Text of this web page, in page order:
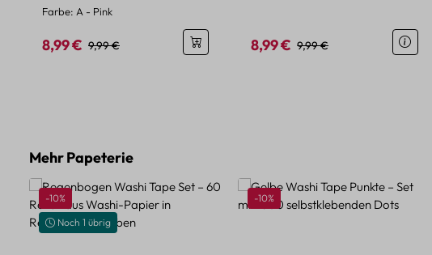
Farbe: A - Pink
Verkaufspreis:
8,99 € Regulärer Preis:
9,99 € Verkaufspreis:
8,99 € Regulärer Preis:
9,99 €
Produktgalerie überspringen
Mehr Papeterie
Rabatt
-10%
Noch 1 übrig
Rabatt
-10%